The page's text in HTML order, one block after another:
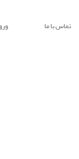
تماس با ما